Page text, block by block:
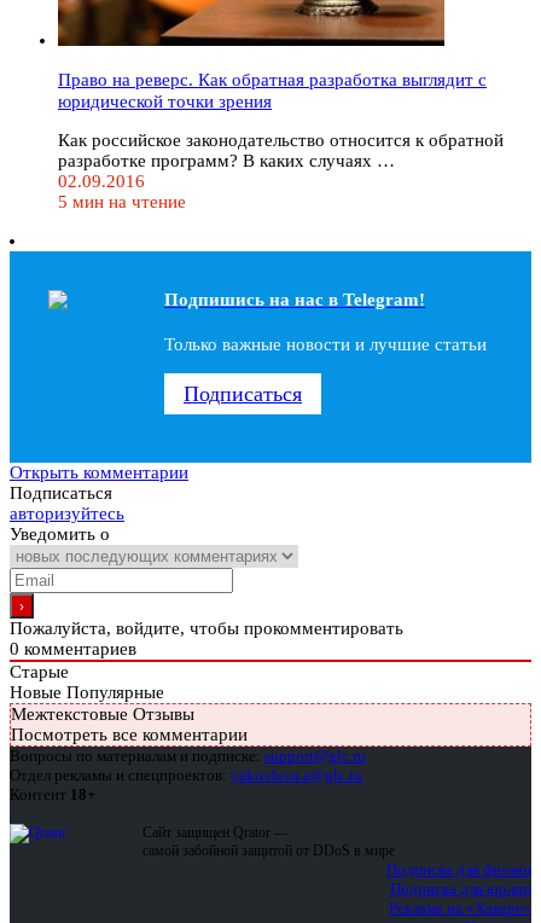
Право на реверс. Как обратная разработка выглядит с
юридической точки зрения
Как российское законодательство относится к обратной
разработке программ? В каких случаях …
02.09.2016
5 мин на чтение
Подпишись на наc в Telegram!
Только важные новости и лучшие статьи
Подписаться
Открыть комментарии
Подписаться
авторизуйтесь
Уведомить о
Пожалуйста, войдите, чтобы прокомментировать
0 комментариев
Старые
Новые Популярные
Межтекстовые Отзывы
Посмотреть все комментарии
Вопросы по материалам и подписке: support@glc.ru
Отдел рекламы и спецпроектов: yakovleva.a@glc.ru
Контент 18+
Сайт защищен Qrator —
самой забойной защитой от DDoS в мире
Подписка для физлиц
Подписка для юрлиц
Реклама на «Хакере»